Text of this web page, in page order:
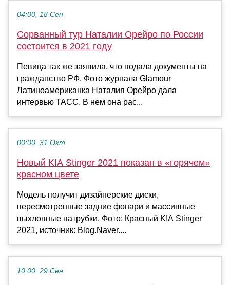
04:00, 18 Сен
Сорванный тур Наталии Орейро по России
состоится в 2021 году
Певица так же заявила, что подала документы на
гражданство РФ. Фото журнала Glamour
Латиноамериканка Наталия Орейро дала
интервью ТАСС. В нем она рас...
00:00, 31 Окт
Новый KIA Stinger 2021 показан в «горячем»
красном цвете
Модель получит дизайнерские диски,
пересмотренные задние фонари и массивные
выхлопные патрубки. Фото: Красный KIA Stinger
2021, источник: Blog.Naver....
10:00, 29 Сен